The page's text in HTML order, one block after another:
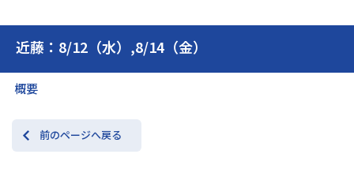
交通アクセス
近藤：8/12（水）,8/14（金）
概要
前のページへ戻る